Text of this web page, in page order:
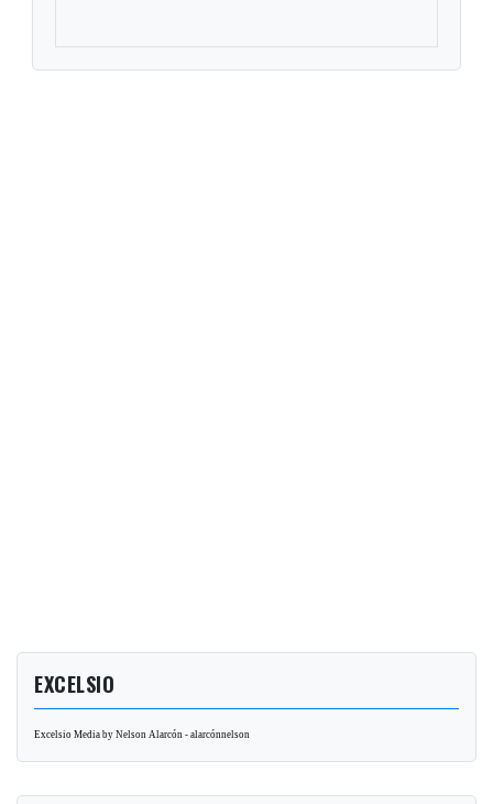
EXCELSIO
Excelsio Media by Nelson Alarcón - alarcónnelson